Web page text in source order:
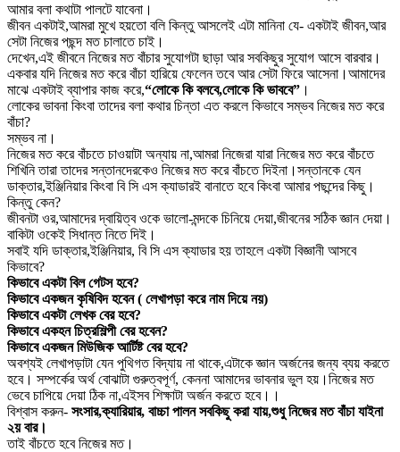
আমার বলা কথাটা পালটে যাবেনা।
জীবন একটাই,আমরা মুখে হয়তো বলি কিন্তু আসলেই এটা মানিনা যে- একটাই জীবন,আর
সেটা নিজের পছন্দ মত চালাতে চাই।
দেখেন,এই জীবনে নিজের মত বাঁচার সুযোগটা ছাড়া আর সবকিছুর সুযোগ আসে বারবার।
একবার যদি নিজের মত করে বাঁচা হারিয়ে ফেলেন তবে আর সেটা ফিরে আসেনা।আমাদের
মাঝে একটাই ব্যাপার কাজ করে,“লোকে কি বলবে,লোকে কি ভাববে” ।
লোকের ভাবনা কিংবা তাদের বলা কথার চিন্তা এত করলে কিভাবে সম্ভব নিজের মত করে
বাঁচা?
সম্ভব না।
নিজের মত করে বাঁচতে চাওয়াটা অন্যায় না,আমরা নিজেরা যারা নিজের মত করে বাঁচতে
শিখিনি তারা তাদের সন্তানদেরকেও নিজের মত করে বাঁচতে দিইনা।সন্তানকে যেন
ডাক্তার,ইঞ্জিনিয়ার কিংবা বি সি এস ক্যাডারই বানাতে হবে কিংবা আমার পছন্দের কিছু।
কিন্তু কেন?
জীবনটা ওর,আমাদের দ্বায়িত্ব ওকে ভালো-মন্দকে চিনিয়ে দেয়া,জীবনের সঠিক জ্ঞান দেয়া।
বাকিটা ওকেই সিধান্ত নিতে দিই।
সবাই যদি ডাক্তার,ইঞ্জিনিয়ার, বি সি এস ক্যাডার হয় তাহলে একটা বিজ্ঞানী আসবে
কিভাবে?
কিভাবে একটা বিল গেটস হবে?
কিভাবে একজন কৃষিবিদ হবেন ( লেখাপড়া করে নাম দিয়ে নয়)
কিভাবে একটা লেখক বের হবে?
কিভাবে একহন চিত্রশিল্পী বের হবেন?
কিভাবে একজন মিউজিক আর্টিষ্ট বের হবে?
অবশ্যই লেখাপড়াটা যেন পুথিগত বিদ্যায় না থাকে,এটাকে জ্ঞান অর্জনের জন্য ব্যয় করতে
হবে। সম্পর্কের অর্থ বোঝাটা গুরুত্বপূর্ণ, কেননা আমাদের ভাবনার ভুল হয়।নিজের মত
ভেবে চাপিয়ে দেয়া ঠিক না,এইসব শিক্ষাটা অর্জন করতে হবে।।
বিশ্বাস করুন- সংসার,ক্যারিয়ার, বাচ্চা পালন সবকিছু করা যায়,শুধু নিজের মত বাঁচা যাইনা
২য় বার।
তাই বাঁচতে হবে নিজের মত।